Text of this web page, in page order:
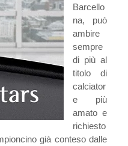
Barcello
na, può
ambire
sempre
di più al
titolo di
calciator
e più
amato e
richiesto
già conteso dalle